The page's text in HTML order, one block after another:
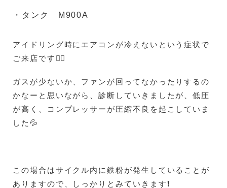
・タンク M900A
アイドリング時にエアコンが冷えないという症状で
ご来店です😵‍💫
ガスが少ないか、ファンが回ってなかったりするの
かなーと思いながら、診断していきましたが、低圧
が高く、コンプレッサーが圧縮不良を起こしていま
した💦
この場合はサイクル内に鉄粉が発生していることが
ありますので、しっかりとみていきます❗